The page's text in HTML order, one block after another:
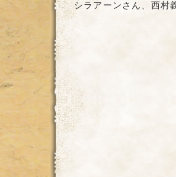
シラアーンさん、西村